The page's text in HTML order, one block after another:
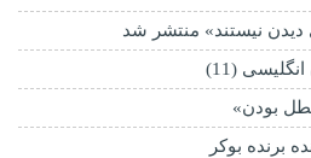
دیدن نیستند» منتشر شد
(11)
بودن»
برنده بوکر